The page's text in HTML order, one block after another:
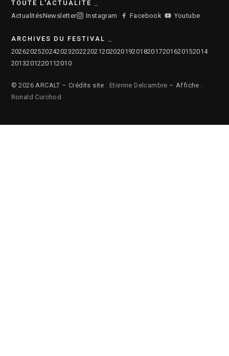
TOUTE L'ACTUALITÉ
ActualitésNewsletter Instagram Facebook Youtube
ARCHIVES DU FESTIVAL
2026202520242023202220212020201920182017201620152014
2013201220112010
© 2026 ARCALT – Crédits site : Etienne Delcambre – Affiche :
Ronald Curchod